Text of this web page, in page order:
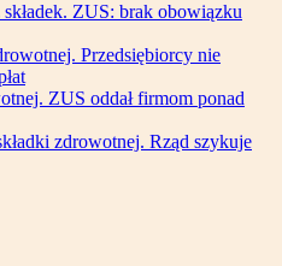
ZUS: brak obowiązku
Przedsiębiorcy nie
ZUS oddał firmom ponad
zdrowotnej. Rząd szykuje